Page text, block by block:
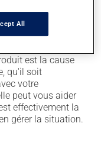
est la cause
qu'il soit
votre
peut vous aider
effectivement la
gérer la situation.
All